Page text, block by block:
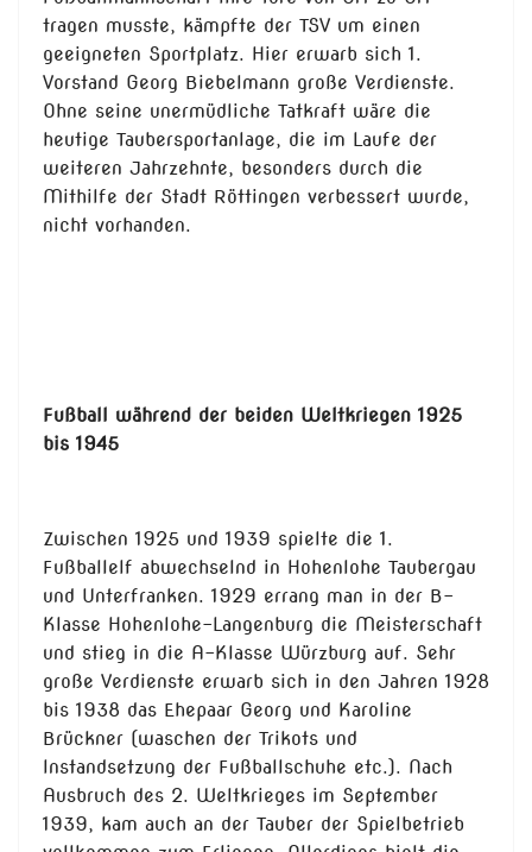
tragen musste, kämpfte der TSV um einen
geeigneten Sportplatz. Hier erwarb sich 1.
Vorstand Georg Biebelmann große Verdienste.
Ohne seine unermüdliche Tatkraft wäre die
heutige Taubersportanlage, die im Laufe der
weiteren Jahrzehnte, besonders durch die
Mithilfe der Stadt Röttingen verbessert wurde,
nicht vorhanden.
Fußball während der beiden Weltkriegen 1925
bis 1945
Zwischen 1925 und 1939 spielte die 1.
Fußballelf abwechselnd in Hohenlohe Taubergau
und Unterfranken. 1929 errang man in der B-
Klasse Hohenlohe-Langenburg die Meisterschaft
und stieg in die A-Klasse Würzburg auf. Sehr
große Verdienste erwarb sich in den Jahren 1928
bis 1938 das Ehepaar Georg und Karoline
Brückner (waschen der Trikots und
Instandsetzung der Fußballschuhe etc.). Nach
Ausbruch des 2. Weltkrieges im September
1939, kam auch an der Tauber der Spielbetrieb